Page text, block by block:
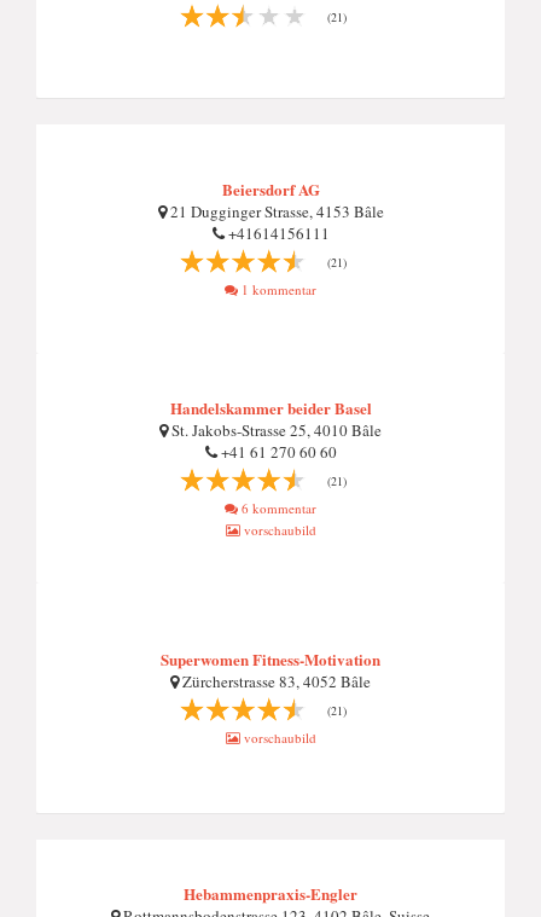
(21)
Beiersdorf AG
21 Dugginger Strasse, 4153 Bâle
+41614156111
(21)
1 kommentar
Handelskammer beider Basel
St. Jakobs-Strasse 25, 4010 Bâle
+41 61 270 60 60
(21)
6 kommentar
vorschaubild
Superwomen Fitness-Motivation
Zürcherstrasse 83, 4052 Bâle
(21)
vorschaubild
Hebammenpraxis-Engler